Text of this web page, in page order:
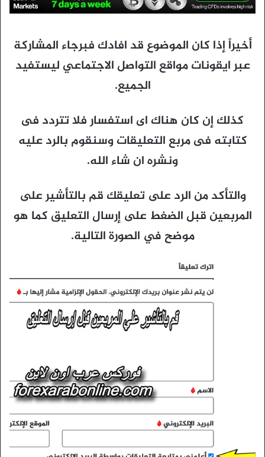
أخيراً إذا كان الموضوع قد افادك فبرجاء المشاركة
عبر ايقونات مواقع التواصل الاجتماعي ليستفيد
الجميع.
كذلك إن كان هناك اى استفسار فلا تتردد فى
كتابته فى مربع التعليقات وسنقوم بالرد عليه
ونشره ان شاء الله.
والتأكد من الرد على تعليقك قم بالتأشير على
المربعين قبل الضغط على إرسال التعليق كما هو
موضح في الصورة التالية.